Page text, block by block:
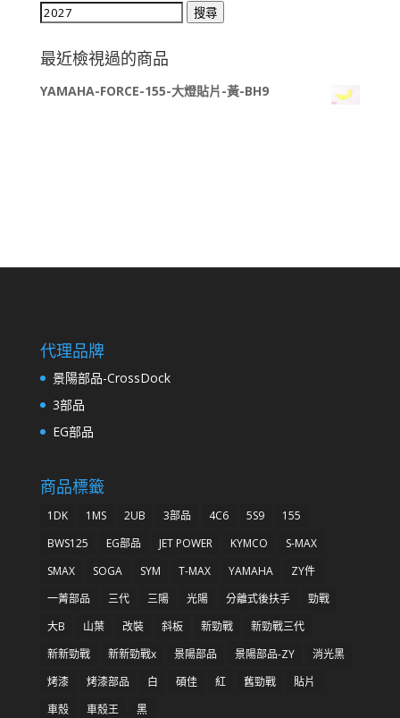
搜
關
鍵
字:
搜尋
最近檢視過的商品
YAMAHA-FORCE-155-大燈貼片-黃-BH9
代理品牌
景陽部品-CrossDock
3部品
EG部品
商品標籤
1DK 1MS 2UB 3部品 4C6 5S9
155
BWS125
EG部品 JET POWER KYMCO
S-MAX
SMAX
SOGA SYM T-MAX YAMAHA
ZY件
一菁部品
三代 三陽 光陽 分離式後扶手
勁戰
大B
山葉 改裝 斜板 新勁戰
新勁戰三代
新新勁戰
新新勁戰x 景陽部品 景陽部品-ZY
消光黑
烤漆
烤漆部品 白 碩佳 紅 舊勁戰
貼片
車殼
車殼王 黑